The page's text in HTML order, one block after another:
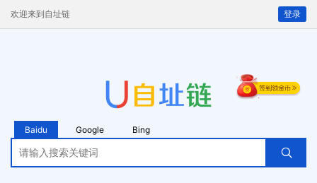
欢迎来到自址链 登录
Baidu Google Bing